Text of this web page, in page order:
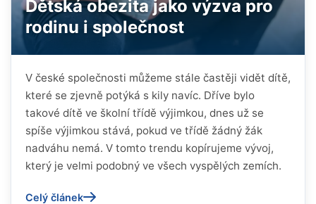
Dětská obezita jako výzva pro
rodinu i společnost
V české společnosti můžeme stále častěji vidět dítě,
které se zjevně potýká s kily navíc. Dříve bylo
takové dítě ve školní třídě výjimkou, dnes už se
spíše výjimkou stává, pokud ve třídě žádný žák
nadváhu nemá. V tomto trendu kopírujeme vývoj,
který je velmi podobný ve všech vyspělých zemích.
Celý článek